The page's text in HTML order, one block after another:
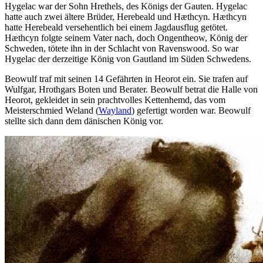
Hygelac war der Sohn Hrethels, des Königs der Gauten. Hygelac
hatte auch zwei ältere Brüder, Herebeald und Hæthcyn. Hæthcyn
hatte Herebeald versehentlich bei einem Jagdausflug getötet.
Hæthcyn folgte seinem Vater nach, doch Ongentheow, König der
Schweden, tötete ihn in der Schlacht von Ravenswood. So war
Hygelac der derzeitige König von Gautland im Süden Schwedens.
Beowulf traf mit seinen 14 Gefährten in Heorot ein. Sie trafen auf
Wulfgar, Hrothgars Boten und Berater. Beowulf betrat die Halle von
Heorot, gekleidet in sein prachtvolles Kettenhemd, das vom
Meisterschmied Weland (Wayland) gefertigt worden war. Beowulf
stellte sich dann dem dänischen König vor.